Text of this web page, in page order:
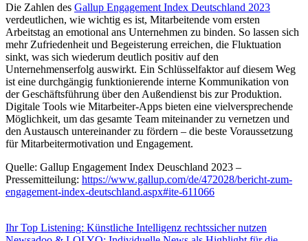
Die Zahlen des Gallup Engagement Index Deutschland 2023
verdeutlichen, wie wichtig es ist, Mitarbeitende vom ersten
Arbeitstag an emotional ans Unternehmen zu binden. So lassen sich
mehr Zufriedenheit und Begeisterung erreichen, die Fluktuation
sinkt, was sich wiederum deutlich positiv auf den
Unternehmenserfolg auswirkt. Ein Schlüsselfaktor auf diesem Weg
ist eine durchgängig funktionierende interne Kommunikation von
der Geschäftsführung über den Außendienst bis zur Produktion.
Digitale Tools wie Mitarbeiter-Apps bieten eine vielversprechende
Möglichkeit, um das gesamte Team miteinander zu vernetzen und
den Austausch untereinander zu fördern – die beste Voraussetzung
für Mitarbeitermotivation und Engagement.
Quelle: Gallup Engagement Index Deuschland 2023 –
Pressemitteilung: https://www.gallup.com/de/472028/bericht-zum-
engagement-index-deutschland.aspx#ite-611066
Ihr Top Listening: Künstliche Intelligenz rechtssicher nutzen